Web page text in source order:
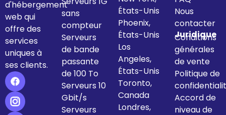
d'hébergement
web qui
offre des
services
uniques à
ses clients.
sans
compteur
Serveurs
de bande
passante
de 100 To
Serveurs 10
Gbit/s
Serveurs
États-Unis
Phoenix,
États-Unis
Los
Angeles,
États-Unis
Toronto,
Canada
Londres,
Nous
contacter
Juridique
Conditions
générales
de vente
Politique de
Accord de
niveau de